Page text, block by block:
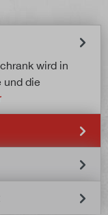
wird in
und die